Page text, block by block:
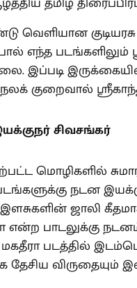
வெளியான குடியரசு
எந்த படங்களிலும்
இப்படி
குறைவால்
சிவசங்கர்
மொழிகளில்
நடன
ஜாலி
என்ற பாடலுக்கு
படத்தில்
தேசிய விருதையும்